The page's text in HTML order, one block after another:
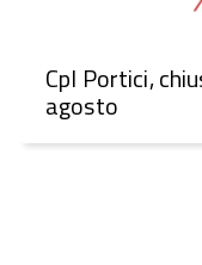
CpI Portici,
agosto